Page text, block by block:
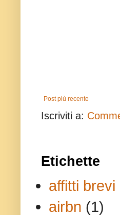
Post più recente
Iscriviti a:
Etichette
affitti brevi
airbn (1)